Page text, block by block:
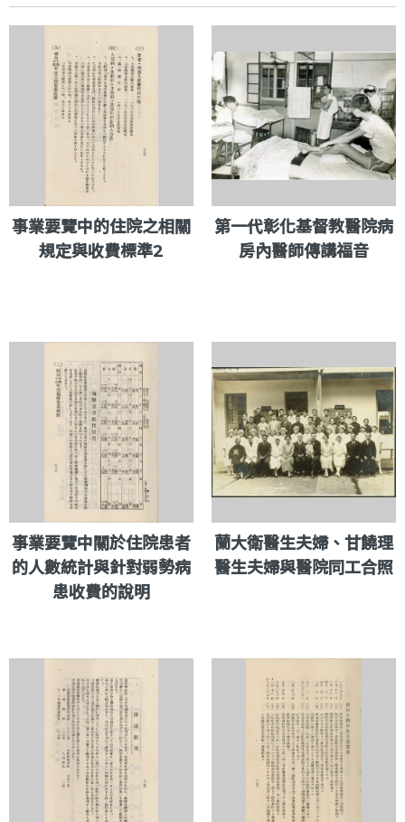
事業要覽中的住院之相關
規定與收費標準2
第一代彰化基督教醫院病
房內醫師傳講福音
事業要覽中關於住院患者
的人數統計與針對弱勢病
患收費的說明
蘭大衛醫生夫婦、甘饒理
醫生夫婦與醫院同工合照